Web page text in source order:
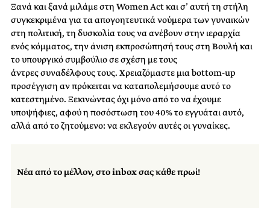
Ξανά και ξανά μιλάμε στη Women Act και σ’ αυτή τη στήλη
συγκεκριμένα για τα απογοητευτικά νούμερα των γυναικών
στη πολιτική, τη δυσκολία τους να ανέβουν στην ιεραρχία
ενός κόμματος, την άνιση εκπροσώπησή τους στη Βουλή και
το υπουργικό συμβούλιο σε σχέση με τους
άντρες συναδέλφους τους. Χρειαζόμαστε μια bottom-up
προσέγγιση αν πρόκειται να καταπολεμήσουμε αυτό το
κατεστημένο. Ξεκινώντας όχι μόνο από το να έχουμε
υποψήφιες, αφού η ποσόστωση του 40% το εγγυάται αυτό,
αλλά από το ζητούμενο: να εκλεγούν αυτές οι γυναίκες.
Νέα από το μέλλον, στο inbox σας κάθε πρωί!